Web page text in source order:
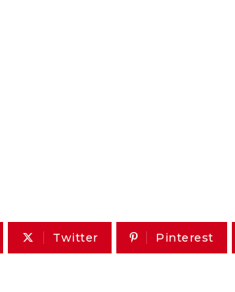
Twitter Pinterest